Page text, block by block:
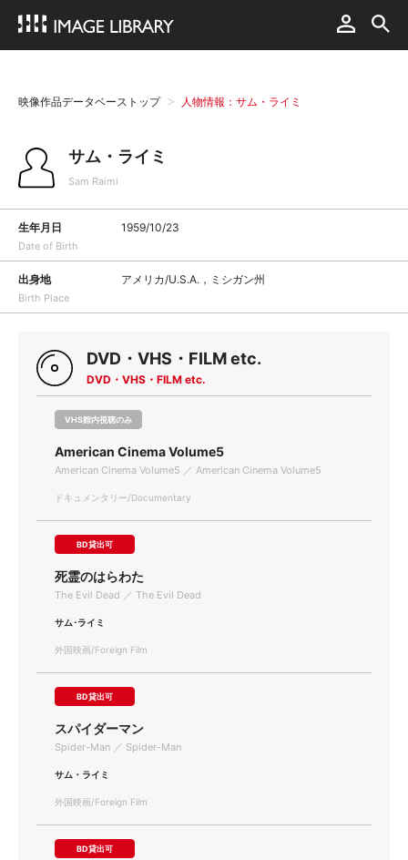
映像作品データベーストップ 人物情報：サム・ライミ
サム・ライミ
Sam Raimi
生年月日
Date of Birth
1959/10/23
出身地
Birth Place
アメリカ/U.S.A.，ミシガン州
DVD・VHS・FILM etc.
DVD・VHS・FILM etc.
VHS館内視聴のみ
American Cinema Volume5
American Cinema Volume5 ／ American Cinema Volume5
ドキュメンタリー/Documentary
BD貸出可
死霊のはらわた
The Evil Dead ／ The Evil Dead
サム･ライミ
外国映画/Foreign Film
BD貸出可
スパイダーマン
Spider-Man ／ Spider-Man
サム・ライミ
外国映画/Foreign Film
BD貸出可